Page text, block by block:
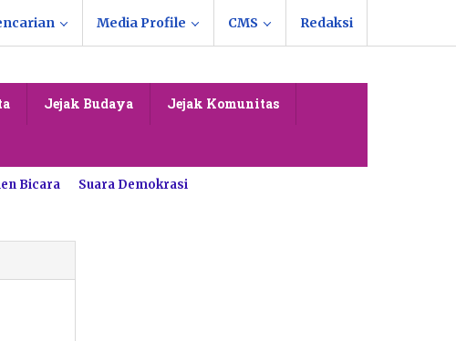
Media Profile CMS Redaksi
Jejak Budaya Jejak Komunitas
Bicara Suara Demokrasi